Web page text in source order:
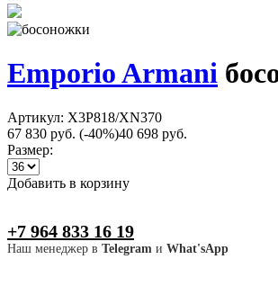
Emporio Armani
Артикул: X3P818/XN370
67 830 руб. (-40%)40 698 руб.
Размер:
Добавить в корзину
+7 964 833 16 19
Наш менеджер в Telegram и What'sApp